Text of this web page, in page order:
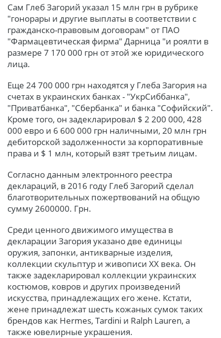
Сам Глеб Загорий указал 15 млн грн в рубрике
"гонорары и другие выплаты в соответствии с
гражданско-правовым договорам" от ПАО
"Фармацевтическая фирма" Дарница "и роялти в
размере 7 170 000 грн от этой же юридического
лица.
Еще 24 700 000 грн находятся у Глеба Загория на
счетах в украинских банках - "УкрСиббанка",
"Приватбанка", "Сбербанка" и банка "Софийский".
Кроме того, он задекларировал $ 2 200 000, 428
000 евро и 6 600 000 грн наличными, 20 млн грн
дебиторской задолженности за корпоративные
права и $ 1 млн, который взят третьим лицам.
Согласно данным электронного реестра
деклараций, в 2016 году Глеб Загорий сделал
благотворительных пожертвований на общую
сумму 2600000. Грн.
Среди ценного движимого имущества в
декларации Загория указано две единицы
оружия, запонки, антикварные изделия,
коллекции скульптур и живописи ХХ века. Он
также задекларировал коллекции украинских
костюмов, ковров и других произведений
искусства, принадлежащих его жене. Кстати,
жене принадлежат шесть кожаных сумок таких
брендов как Hermes, Tardini и Ralph Lauren, а
также ювелирные украшения.